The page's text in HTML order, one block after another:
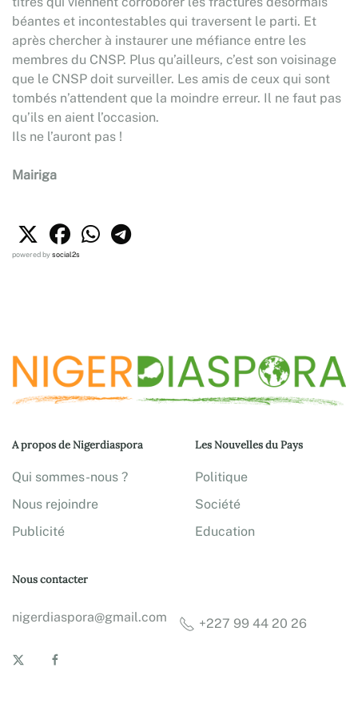
béantes et incontestables qui traversent le parti. Et
après chercher à instaurer une méfiance entre les
membres du CNSP. Plus qu’ailleurs, c’est son voisinage
que le CNSP doit surveiller. Les amis de ceux qui sont
tombés n’attendent que la moindre erreur. Il ne faut pas
qu’ils en aient l’occasion.
Ils ne l’auront pas !
Mairiga
powered bysocial2s
A propos de Nigerdiaspora
Qui sommes-nous ?
Nous rejoindre
Publicité
Les Nouvelles du Pays
Politique
Société
Education
Nous contacter
nigerdiaspora@gmail.com +227 99 44 20 26